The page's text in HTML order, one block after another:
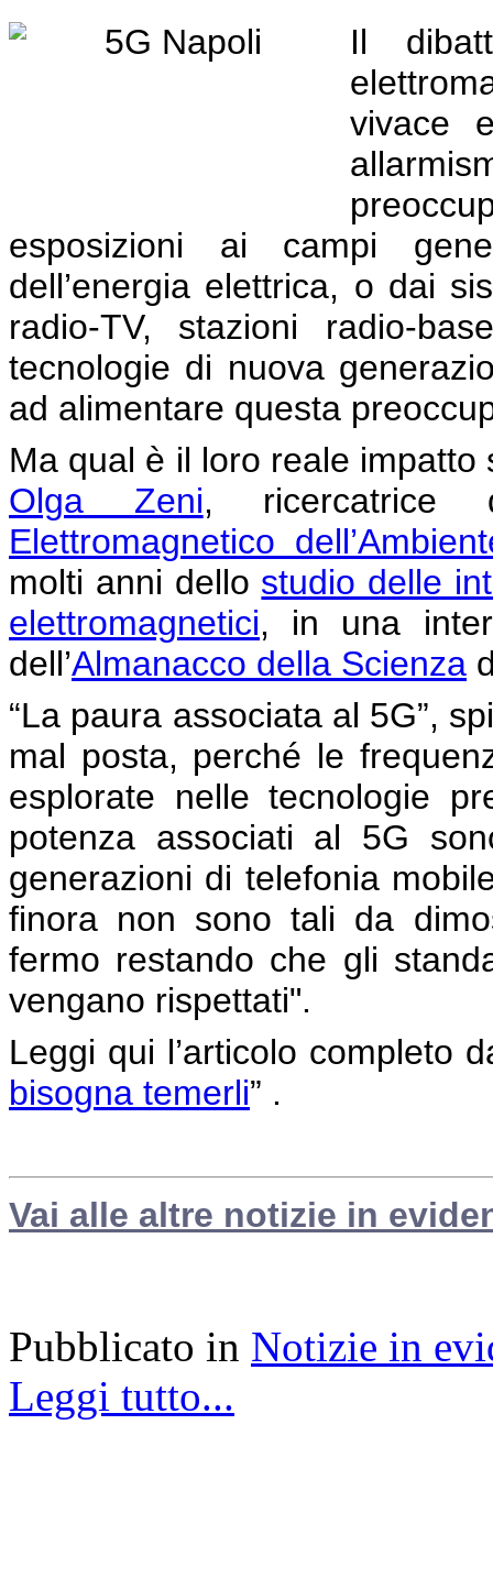
Il
vivace
esposizioni ai campi
dell’energia elettrica, o dai
radio-TV, stazioni radio-
tecnologie di nuova
ad alimentare questa
Ma qual è il loro reale impatto
Olga Zeni, ricercatrice
Elettromagnetico
molti anni dello studio delle
elettromagnetici, in una
dell’Almanacco della Scienza
“La paura associata al 5G”,
mal posta, perché le
esplorate nelle tecnologie
potenza associati al 5G
generazioni di telefonia
finora non sono tali da
fermo restando che gli
vengano rispettati".
Leggi qui l’articolo completo
bisogna temerli” .
Vai alle altre notizie in
Pubblicato in Notizie in
Leggi tutto...